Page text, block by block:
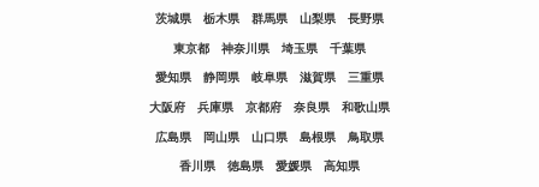
茨城県 栃木県 群馬県 山梨県 長野県
東京都 神奈川県 埼玉県 千葉県
愛知県 静岡県 岐阜県 滋賀県 三重県
大阪府 兵庫県 京都府 奈良県 和歌山県
広島県 岡山県 山口県 島根県 鳥取県
香川県 徳島県 愛媛県 高知県